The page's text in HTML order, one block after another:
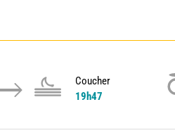
Coucher
19h47